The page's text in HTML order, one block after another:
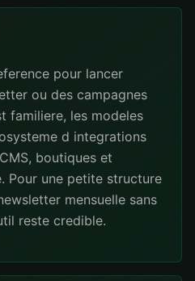
pour lancer
ou des campagnes
familiere, les modeles
d integrations
boutiques et
Pour une petite structure
mensuelle sans
reste credible.